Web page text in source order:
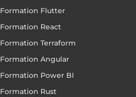
Formation Flutter
Formation React
Formation Terraform
Formation Angular
Formation Power BI
Formation Rust